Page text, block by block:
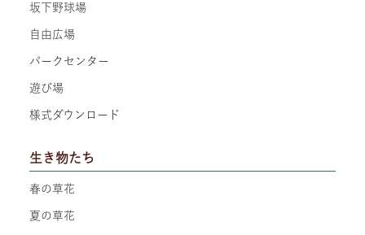
坂下野球場
自由広場
パークセンター
遊び場
様式ダウンロード
生き物たち
春の草花
夏の草花